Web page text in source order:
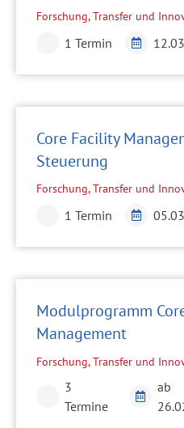
Forschung, Transfer und
1 Termin
Core Facility
Steuerung
Forschung, Transfer und
1 Termin
Modulprogramm
Management
Forschung, Transfer und
3
Termine
ab